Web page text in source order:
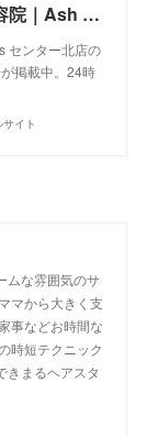
Bees センター北店｜ヘアサロン・美容院｜Ash オフィシャルサイト
センター北店の
掲載中。24時
イト
ムな雰囲気のサ
マから大きく支
事などお時間な
時短テクニック
きまるヘアスタ